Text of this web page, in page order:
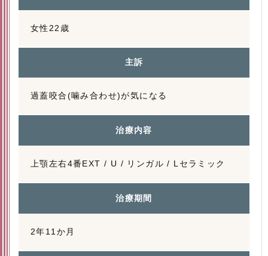
女性22歳
主訴
過蓋咬合(噛み合わせ)が気になる
治療内容
上顎左右4番EXT / U / リンガル / Lセラミック
治療期間
2年11か月